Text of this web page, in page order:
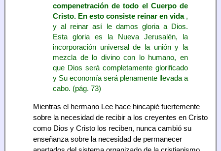
compenetración de todo el Cuerpo de
Cristo. En esto consiste reinar en vida,
y al reinar así le damos gloria a Dios.
Esta gloria es la Nueva Jerusalén, la
incorporación universal de la unión y la
mezcla de lo divino con lo humano, en
que Dios será completamente glorificado
y Su economía será plenamente llevada a
cabo. (pág. 73)
Mientras el hermano Lee hace hincapié fuertemente
sobre la necesidad de recibir a los creyentes en Cristo
como Dios y Cristo los reciben, nunca cambió su
enseñanza sobre la necesidad de permanecer